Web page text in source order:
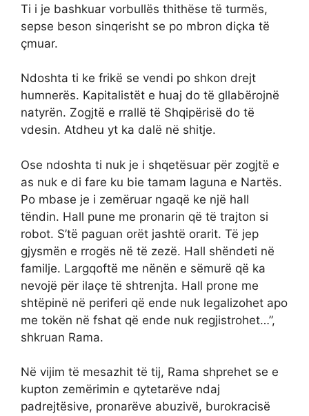
Ti i je bashkuar vorbullës thithëse të turmës,
sepse beson sinqerisht se po mbron diçka të
çmuar.
Ndoshta ti ke frikë se vendi po shkon drejt
humnerës. Kapitalistët e huaj do të gllabërojnë
natyrën. Zogjtë e rrallë të Shqipërisë do të
vdesin. Atdheu yt ka dalë në shitje.
Ose ndoshta ti nuk je i shqetësuar për zogjtë e
as nuk e di fare ku bie tamam laguna e Nartës.
Po mbase je i zemëruar ngaqë ke një hall
tëndin. Hall pune me pronarin që të trajton si
robot. S’të paguan orët jashtë orarit. Të jep
gjysmën e rrogës në të zezë. Hall shëndeti në
familje. Largqoftë me nënën e sëmurë që ka
nevojë për ilaçe të shtrenjta. Hall prone me
shtëpinë në periferi që ende nuk legalizohet apo
me tokën në fshat që ende nuk regjistrohet…”,
shkruan Rama.
Në vijim të mesazhit të tij, Rama shprehet se e
kupton zemërimin e qytetarëve ndaj
padrejtësive, pronarëve abuzivë, burokracisë